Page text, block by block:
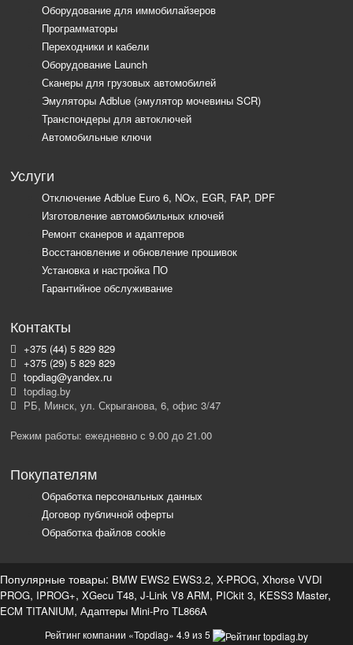
Оборудование для иммобилайзеров
Программаторы
Переходники и кабели
Оборудование Launch
Сканеры для грузовых автомобилей
Эмуляторы Adblue (эмулятор мочевины SCR)
Транспондеры для автоключей
Автомобильные ключи
Услуги
Отключение Adblue Euro 6, NOx, EGR, FAP, DPF
Изготовление автомобильных ключей
Ремонт сканеров и адаптеров
Восстановление и обновление прошивок
Установка и настройка ПО
Гарантийное обслуживание
Контакты
+375 (44) 5 829 829
+375 (29) 5 829 829
topdiag@yandex.ru
topdiag.by
РБ, Минск, ул. Скрыганова, 6, офис 3/47
Режим работы: ежедневно с 9.00 до 21.00
Покупателям
Обработка персональных данных
Договор публичной оферты
Обработка файлов cookie
Популярные товары: BMW EWS2 EWS3.2, X-PROG, Xhorse VVDI
PROG, IPROG+, XGecu T48, J-Link V8 ARM, PICkit 3, KESS3 Master,
ECM TITANIUM, Адаптеры Mini-Pro TL866A
Рейтинг компании «Topdiag» 4.9 из 5